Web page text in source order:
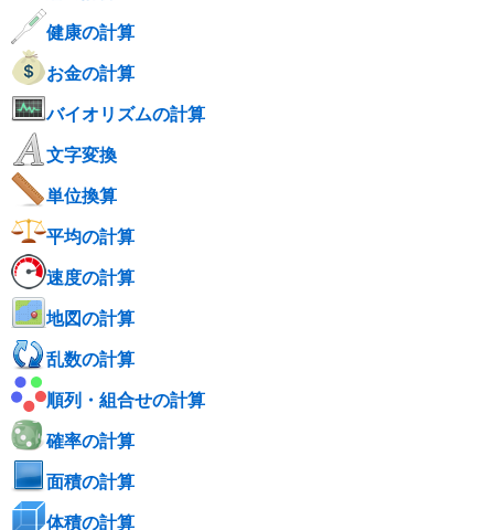
健康の計算
お金の計算
バイオリズムの計算
文字変換
単位換算
平均の計算
速度の計算
地図の計算
乱数の計算
順列・組合せの計算
確率の計算
面積の計算
体積の計算